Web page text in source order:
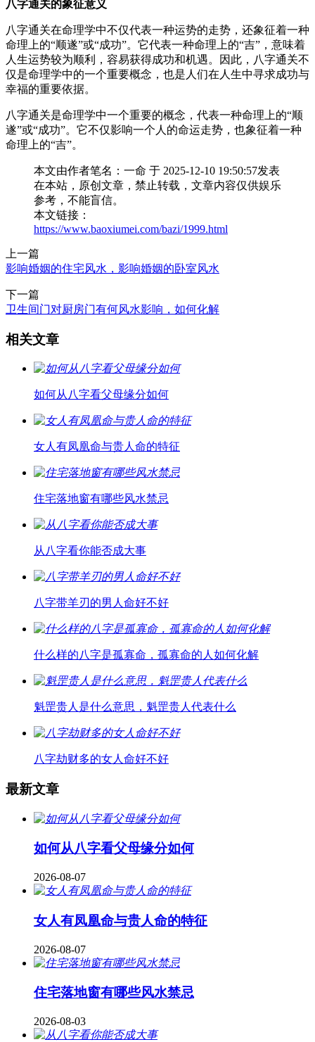
八字通关的象征意义
八字通关在命理学中不仅代表一种运势的走势，还象征着一种
命理上的“顺遂”或“成功”。它代表一种命理上的“吉”，意味着
人生运势较为顺利，容易获得成功和机遇。因此，八字通关不
仅是命理学中的一个重要概念，也是人们在人生中寻求成功与
幸福的重要依据。
八字通关是命理学中一个重要的概念，代表一种命理上的“顺
遂”或“成功”。它不仅影响一个人的命运走势，也象征着一种
命理上的“吉”。
本文由作者笔名：一命 于 2025-12-10 19:50:57发表
在本站，原创文章，禁止转载，文章内容仅供娱乐
参考，不能盲信。
本文链接：
https://www.baoxiumei.com/bazi/1999.html
上一篇
影响婚姻的住宅风水，影响婚姻的卧室风水
下一篇
卫生间门对厨房门有何风水影响，如何化解
相关文章
如何从八字看父母缘分如何
女人有凤凰命与贵人命的特征
住宅落地窗有哪些风水禁忌
从八字看你能否成大事
八字带羊刃的男人命好不好
什么样的八字是孤寡命，孤寡命的人如何化解
魁罡贵人是什么意思，魁罡贵人代表什么
八字劫财多的女人命好不好
最新文章
如何从八字看父母缘分如何
2026-08-07
女人有凤凰命与贵人命的特征
2026-08-07
住宅落地窗有哪些风水禁忌
2026-08-03